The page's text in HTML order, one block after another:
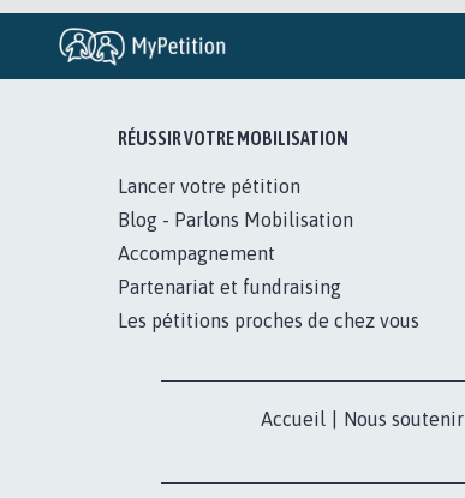
RÉUSSIR VOTRE MOBILISATION
Lancer votre pétition
Blog - Parlons Mobilisation
Accompagnement
Partenariat et fundraising
Les pétitions proches de chez vous
Accueil Nous soutenir